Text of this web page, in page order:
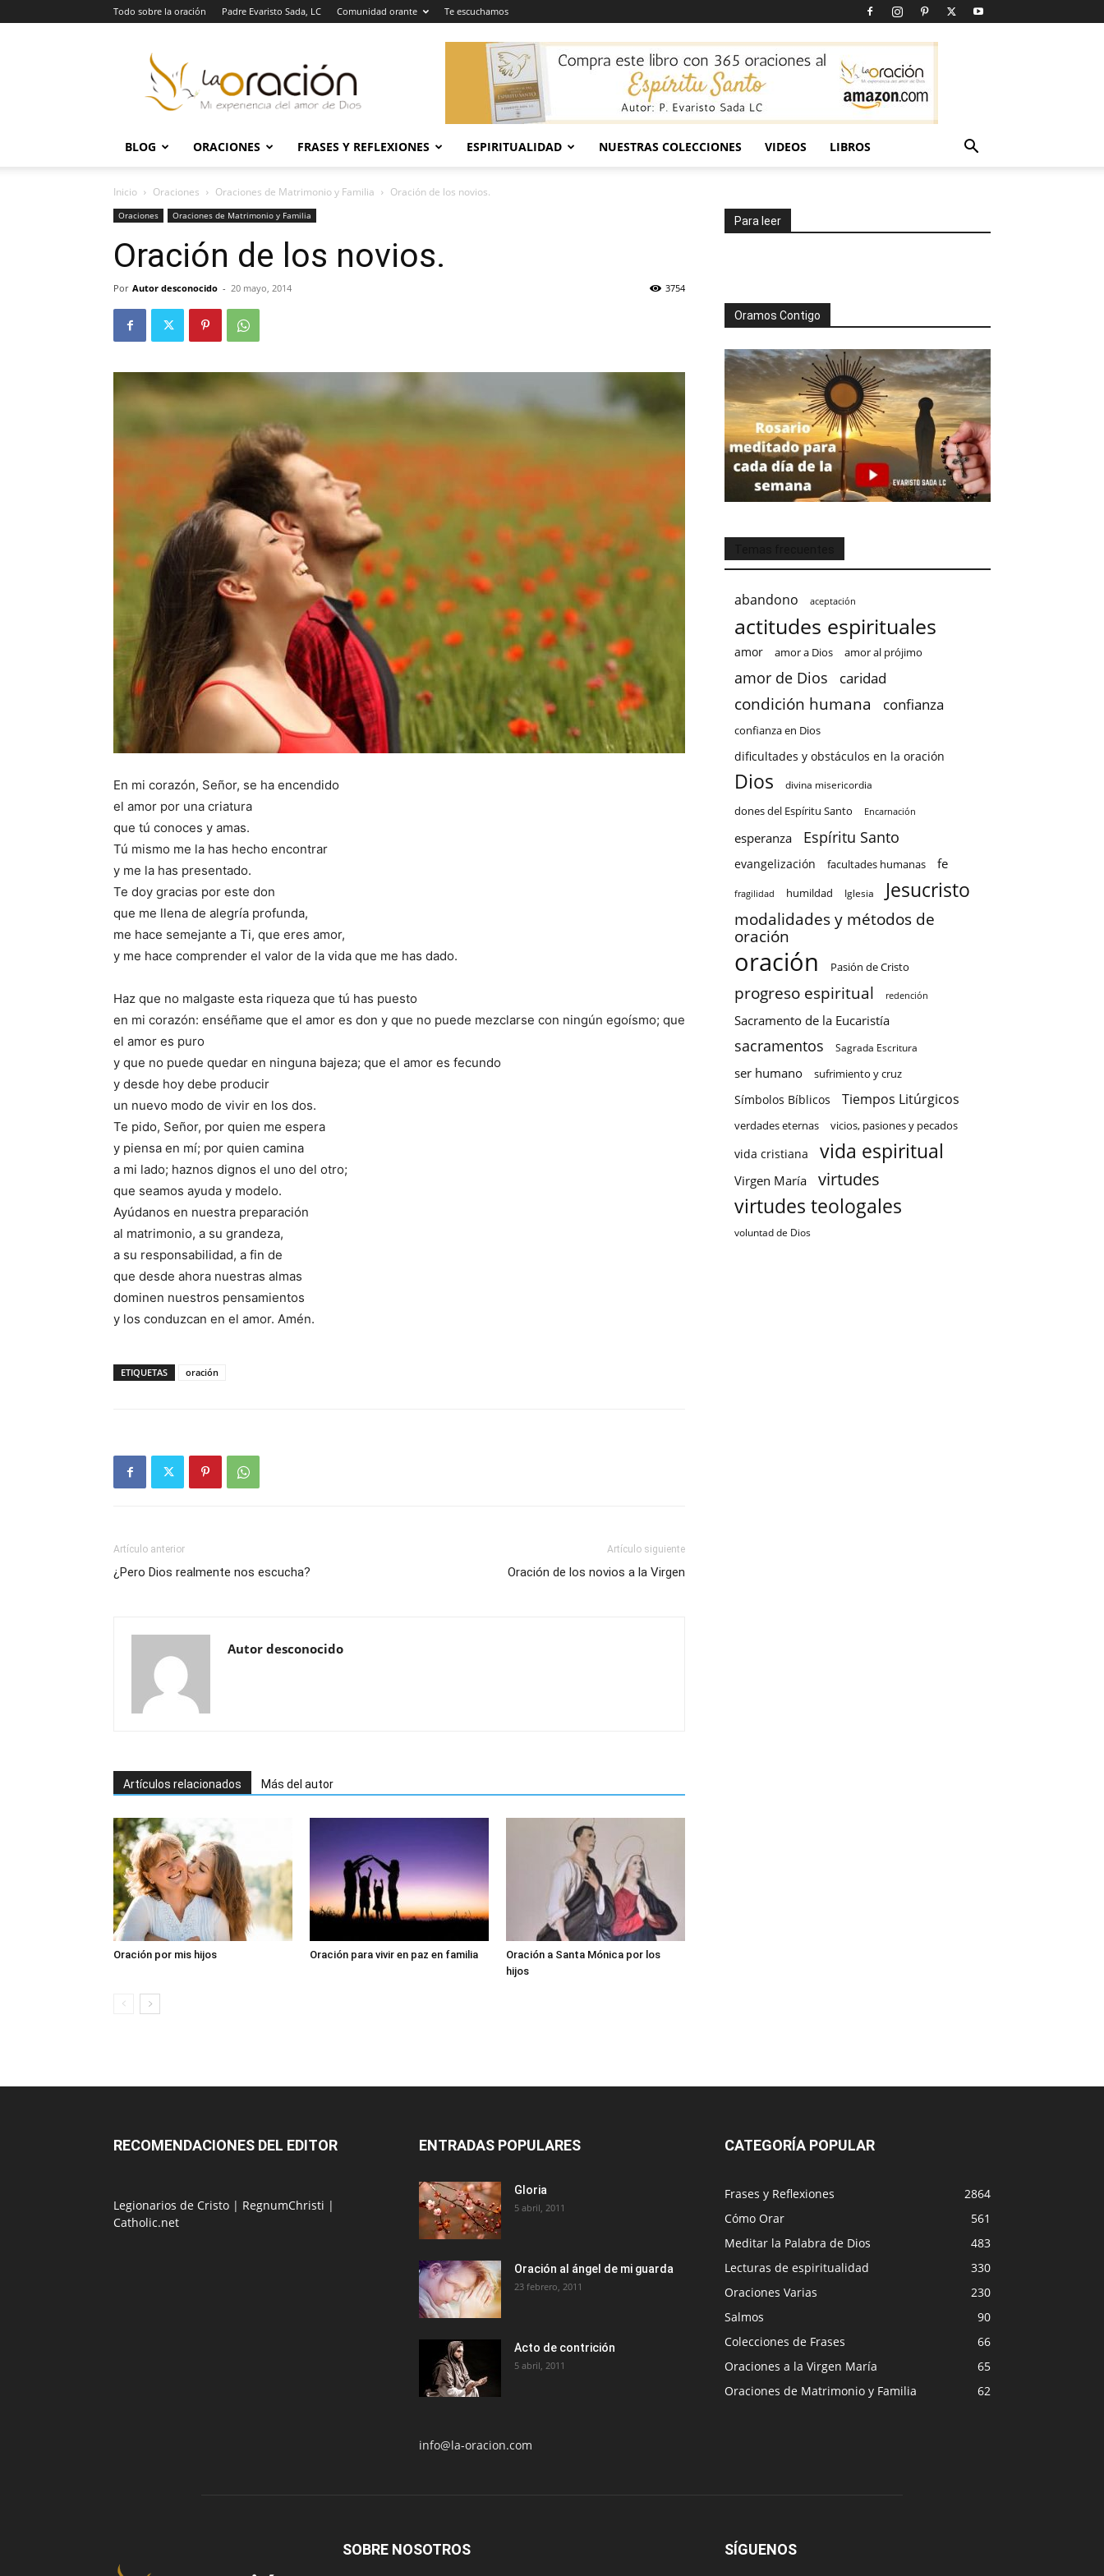
Todo sobre la oración Padre Evaristo Sada, LC Comunidad orante Te escuchamos
Oración
BLOG ORACIONES FRASES Y REFLEXIONES ESPIRITUALIDAD NUESTRAS COLECCIONES VIDEOS LIBROS
Inicio Oraciones Oraciones de Matrimonio y Familia Oración de los novios.
Oraciones Oraciones de Matrimonio y Familia
Oración de los novios.
Por Autor desconocido - 20 mayo, 2014 3754
En mi corazón, Señor, se ha encendido
el amor por una criatura
que tú conoces y amas.
Tú mismo me la has hecho encontrar
y me la has presentado.
Te doy gracias por este don
que me llena de alegría profunda,
me hace semejante a Ti, que eres amor,
y me hace comprender el valor de la vida que me has dado.
Haz que no malgaste esta riqueza que tú has puesto
en mi corazón: enséñame que el amor es don y que no puede mezclarse con ningún egoísmo; que
el amor es puro
y que no puede quedar en ninguna bajeza; que el amor es fecundo
y desde hoy debe producir
un nuevo modo de vivir en los dos.
Te pido, Señor, por quien me espera
y piensa en mí; por quien camina
a mi lado; haznos dignos el uno del otro;
que seamos ayuda y modelo.
Ayúdanos en nuestra preparación
al matrimonio, a su grandeza,
a su responsabilidad, a fin de
que desde ahora nuestras almas
dominen nuestros pensamientos
y los conduzcan en el amor. Amén.
ETIQUETAS oración
Artículo anterior
¿Pero Dios realmente nos escucha?
Artículo siguiente
Oración de los novios a la Virgen
Autor desconocido
Artículos relacionados Más del autor
Oración por mis hijos Oración para vivir en paz en familia
Oración a Santa Mónica por los
hijos
Para leer
Oramos Contigo
abandono aceptación
actitudes espirituales
amor amor a Dios amor al prójimo
amor de Dios caridad
condición humana confianza
confianza en Dios
dificultades y obstáculos en la oración
Dios divina misericordia
dones del Espíritu Santo Encarnación
esperanza Espíritu Santo
evangelización facultades humanas fe
fragilidad humildad Iglesia Jesucristo
modalidades y métodos de
oración
oración Pasión de Cristo
progreso espiritual redención
Sacramento de la Eucaristía
sacramentos Sagrada Escritura
ser humano sufrimiento y cruz
Símbolos Bíblicos Tiempos Litúrgicos
verdades eternas vicios, pasiones y pecados
vida cristiana vida espiritual
Virgen María virtudes
virtudes teologales
voluntad de Dios
RECOMENDACIONES DEL EDITOR
Legionarios de Cristo | RegnumChristi |
Catholic.net
ENTRADAS POPULARES
Gloria
5 abril, 2011
Oración al ángel de mi guarda
23 febrero, 2011
Acto de contrición
5 abril, 2011
info@la-oracion.com
CATEGORÍA POPULAR
Frases y Reflexiones
2864
Cómo Orar
561
Meditar la Palabra de Dios
483
Lecturas de espiritualidad
330
Oraciones Varias
230
Salmos
90
Colecciones de Frases
66
Oraciones a la Virgen María
65
Oraciones de Matrimonio y Familia
62
SOBRE NOSOTROS SÍGUENOS